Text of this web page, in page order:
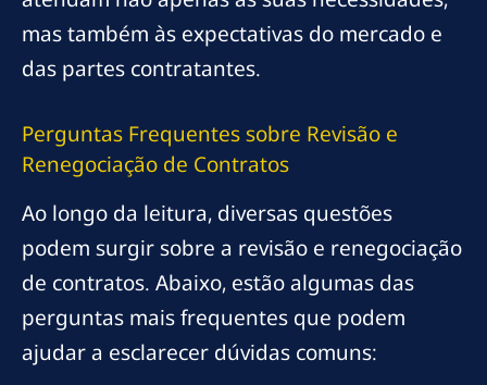
mas também às expectativas do mercado e
das partes contratantes.
Perguntas Frequentes sobre Revisão e
Renegociação de Contratos
Ao longo da leitura, diversas questões
podem surgir sobre a revisão e renegociação
de contratos. Abaixo, estão algumas das
perguntas mais frequentes que podem
ajudar a esclarecer dúvidas comuns: